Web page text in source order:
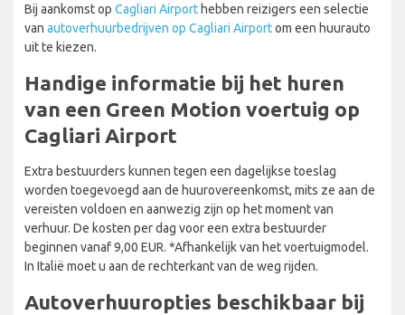
Bij aankomst op Cagliari Airporthebben reizigers een selectie
van autoverhuurbedrijven op Cagliari Airportom een huurauto
uit te kiezen.
Handige informatie bij het huren
van een Green Motion voertuig op
Cagliari Airport
Extra bestuurders kunnen tegen een dagelijkse toeslag
worden toegevoegd aan de huurovereenkomst, mits ze aan de
vereisten voldoen en aanwezig zijn op het moment van
verhuur. De kosten per dag voor een extra bestuurder
beginnen vanaf 9,00 EUR. *Afhankelijk van het voertuigmodel.
In Italië moet u aan de rechterkant van de weg rijden.
Autoverhuuropties beschikbaar bij